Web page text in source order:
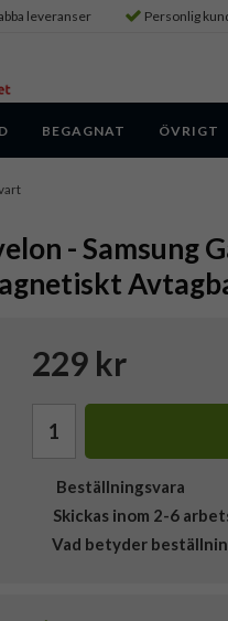
leveranser Personlig
BEGAGNAT ÖVRIGT
- Samsung
229 kr
Beställningsvara
Skickas inom 2-6
Vad betyder